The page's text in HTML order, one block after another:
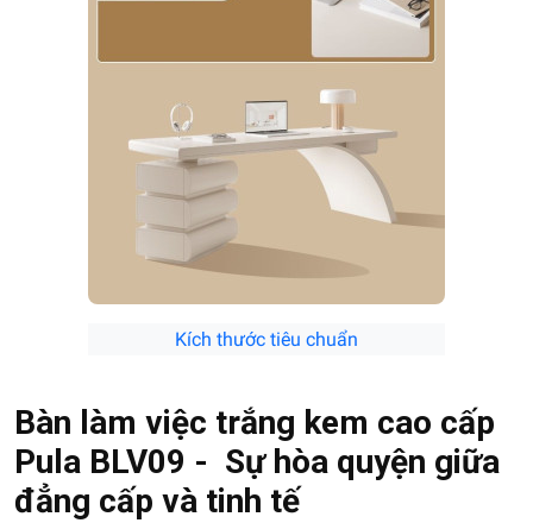
Kích thước tiêu chuẩn
Bàn làm việc trắng kem cao cấp
Pula BLV09 - Sự hòa quyện giữa
đẳng cấp và tinh tế